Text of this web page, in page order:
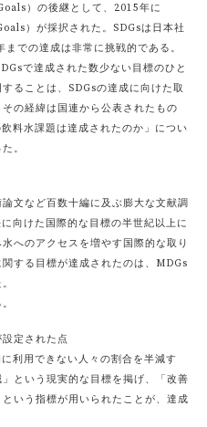
）の後継として、2015年に
）が採択された。SDGsは日本社
での達成は非常に挑戦的である。
で達成された数少ない目標のひと
ることは、SDGsの達成に向けた取
の経緯は国連から公表されたもの
料水課題は達成されたのか」につい
。
文など百数十編に及ぶ膨大な文献調
向けた国際的な目標の半世紀以上に
へのアクセスを増やす国際的な取り
する目標が達成されたのは、MDGs
。
定された点
利用できない人々の割合を半減す
という現実的な目標を掲げ、「改善
いう指標が用いられたことが、達成